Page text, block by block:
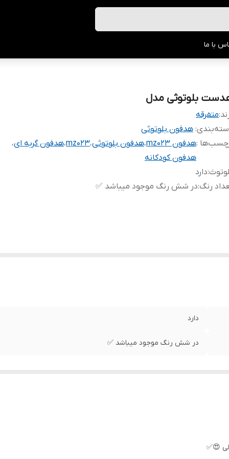
با ما
بلوتوثی مدل
متفرقه
: هدفون بلوتوثی
:هدفون mz023 ،هدفون بلوتوثی،mz023،هدفون گربه ای،
هدفون کودکانه
:دارد
رنگ:در شش رنگ موجود میباشد ✅
دارد
در شش رنگ موجود میباشد ✅
😍✅